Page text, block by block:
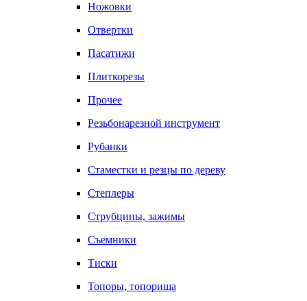
Ножовки
Отвертки
Пасатижи
Плиткорезы
Прочее
Резьбонарезной инструмент
Рубанки
Стаместки и резцы по дереву
Степлеры
Струбцины, зажимы
Съемники
Тиски
Топоры, топорища